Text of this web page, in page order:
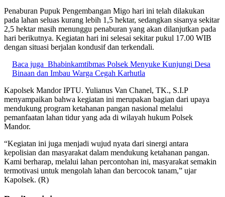
Penaburan Pupuk Pengembangan Migo hari ini telah dilakukan
pada lahan seluas kurang lebih 1,5 hektar, sedangkan sisanya sekitar
2,5 hektar masih menunggu penaburan yang akan dilanjutkan pada
hari berikutnya. Kegiatan hari ini selesai sekitar pukul 17.00 WIB
dengan situasi berjalan kondusif dan terkendali.
Baca juga Bhabinkamtibmas Polsek Menyuke Kunjungi Desa
Binaan dan Imbau Warga Cegah Karhutla
Kapolsek Mandor IPTU. Yulianus Van Chanel, TK., S.I.P
menyampaikan bahwa kegiatan ini merupakan bagian dari upaya
mendukung program ketahanan pangan nasional melalui
pemanfaatan lahan tidur yang ada di wilayah hukum Polsek
Mandor.
“Kegiatan ini juga menjadi wujud nyata dari sinergi antara
kepolisian dan masyarakat dalam mendukung ketahanan pangan.
Kami berharap, melalui lahan percontohan ini, masyarakat semakin
termotivasi untuk mengolah lahan dan bercocok tanam,” ujar
Kapolsek. (R)